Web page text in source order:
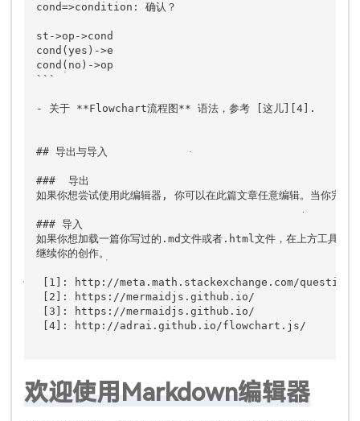
cond=>condition: 确认？
st->op->cond
cond(yes)->e
cond(no)->op
```
- 关于 **Flowchart流程图** 语法，参考 [这儿][4].
## 导出与导入
###  导出
如果你想尝试使用此编辑器, 你可以在此篇文章任意编辑。当你
### 导入
如果你想加载一篇你写过的.md文件或者.html文件，在上方工具栏
继续你的创作。
[1]: http://meta.math.stackexchange.com/
[2]: https://mermaidjs.github.io/
[3]: https://mermaidjs.github.io/
[4]: http://adrai.github.io/flowchart.js/
欢迎使用Markdown编辑器